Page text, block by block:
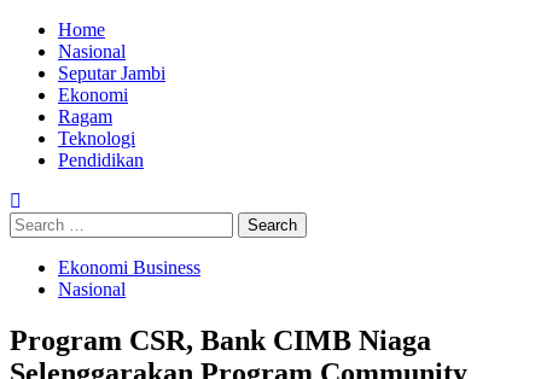
Skip
content
Primary
Menu
Home
Nasional
Seputar Jambi
Ekonomi
Ragam
Teknologi
Pendidikan
Search
for:
Ekonomi Business
Nasional
Program CSR, Bank CIMB Niaga